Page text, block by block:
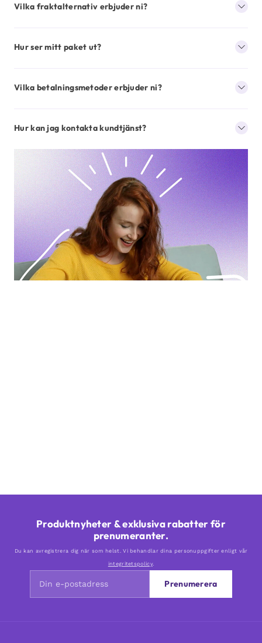
Vilka fraktalternativ erbjuder ni?
Hur ser mitt paket ut?
Vilka betalningsmetoder erbjuder ni?
Hur kan jag kontakta kundtjänst?
Produktnyheter & exklusiva rabatter för
prenumeranter.
Du kan avregistrera dig när som helst. Vi behandlar dina personuppgifter enligt vår
integritetspolicy.
Prenumerera